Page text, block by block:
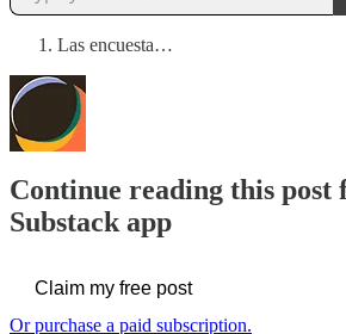
Las encuesta…
Continue reading this post
Substack app
Claim my free post
Or purchase a paid subscription.